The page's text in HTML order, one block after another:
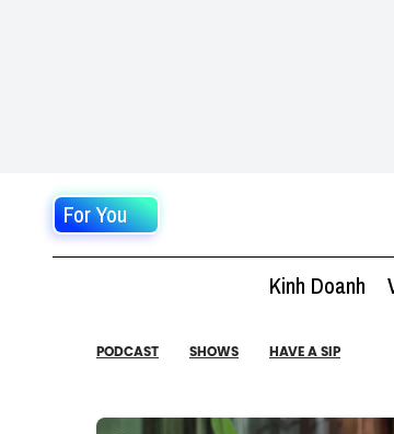
For You
Kinh Doanh
PODCAST SHOWS HAVE A SIP